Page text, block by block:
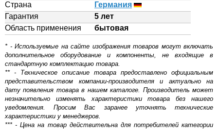
Страна
Германия
Гарантия
5 лет
Область применения
бытовая
* - Используемые на сайте изображения товаров могут включать
дополнительное оборудование и компоненты, не входящие в
стандартную комплектацию товара.
** - Техническое описание товара предоставлено официальным
представительством компании-производителя и актуально на
дату появления товара в нашем каталоге. Производитель может
незначительно изменять характеристики товара без нашего
уведомления. Просим Вас заранее уточнять технические
характеристики у менеджеров.
*** - Цена на товар действительна для потребителей категории